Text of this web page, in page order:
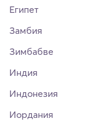
Египет
Замбия
Зимбабве
Индия
Индонезия
Иордания